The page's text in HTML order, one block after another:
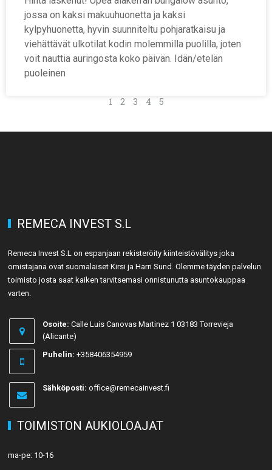
jossa on kaksi makuuhuonetta ja kaksi
kylpyhuonetta, hyvin suunniteltu pohjaratkaisu ja
viehättävät ulkotilat kodin molemmilla puolilla, joten
voit nauttia auringosta koko päivän. Idän/etelän
puoleinen
1 2 3 4 5
REMECA INVEST S.L
Remeca Invest S.L on espanjaan rekisteröity kiinteistövälitys joka
omistajana ovat suomalaiset Kirsi ja Harri Sund. Olemme täyden palvelun
toimisto josta saat kaiken tarvitsemasi onnistunutta asuntokauppaa
varten.
Osoite: Calle Luis Canovas Martinez 1 03183 Torrevieja
(Alicante)
Puhelin: +358406354959
Sähköposti: office@remecainvest.fi
TOIMISTON AUKIOLOAJAT
ma-pe: 10-16